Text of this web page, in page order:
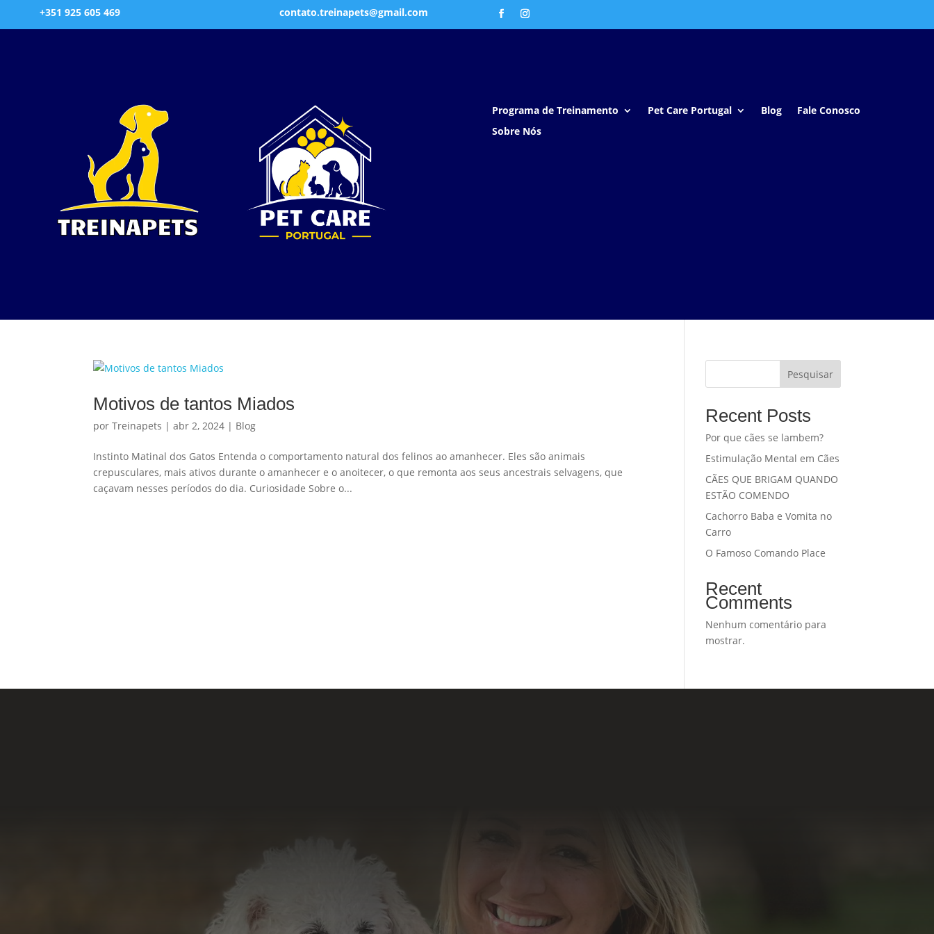
+351 925 605 469 contato.treinapets@gmail.com
Programa de Treinamento Pet Care Portugal Blog
Fale Conosco
Sobre Nós
Motivos de tantos Miados
porTreinapets |abr 2, 2024 | Blog
Instinto Matinal dos Gatos Entenda o comportamento natural dos felinos ao amanhecer. Eles são animais
crepusculares, mais ativos durante o amanhecer e o anoitecer, o que remonta aos seus ancestrais selvagens, que
caçavam nesses períodos do dia. Curiosidade Sobre o...
Pesquisar
Recent Posts
Por que cães se lambem?
Estimulação Mental em Cães
CÃES QUE BRIGAM QUANDO
ESTÃO COMENDO
Cachorro Baba e Vomita no
Carro
O Famoso Comando Place
Recent
Comments
Nenhum comentário para
mostrar.
Acesse e conheça o resultado
do nosso trabalho